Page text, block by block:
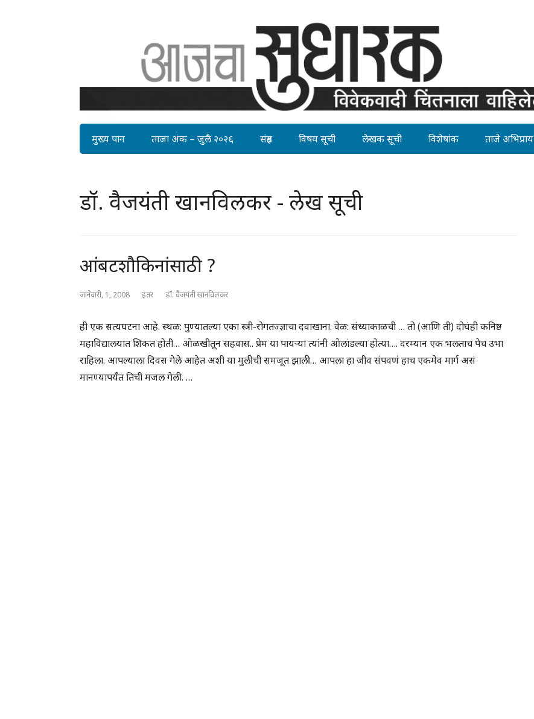
मुख्य पान ताजा अंक – जुलै २०२६ संग्रह विषय सूची लेखक सूची विशेषांक ताजे अभिप्राय
डॉ. वैजयंती खानविलकर - लेख सूची
आंबटशौकिनांसाठी ?
जानेवारी, 1, 2008 इतर डॉ. वैजयंती खानविलकर
ही एक सत्यघटना आहे. स्थळ: पुण्यातल्या एका स्त्री-रोगतज्ज्ञाचा दवाखाना. वेळ: संध्याकाळची … तो (आणि ती) दोघंही कनिष्ठ
महाविद्यालयात शिकत होती… ओळखीतून सहवास.. प्रेम या पायऱ्या त्यांनी ओलांडल्या होत्या…. दरम्यान एक भलताच पेच उभा
राहिला. आपल्याला दिवस गेले आहेत अशी या मुलीची समजूत झाली… आपला हा जीव संपवणं हाच एकमेव मार्ग असं
मानण्यापर्यंत तिची मजल गेली. …